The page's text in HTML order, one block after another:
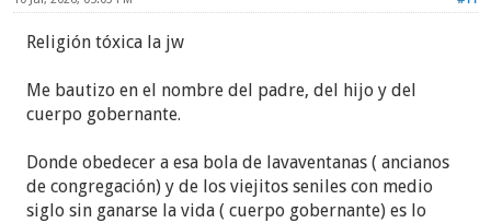
Religión tóxica la jw
Me bautizo en el nombre del padre, del hijo y del
cuerpo gobernante.
Donde obedecer a esa bola de lavaventanas ( ancianos
de congregación) y de los viejitos seniles con medio
siglo sin ganarse la vida ( cuerpo gobernante) es lo